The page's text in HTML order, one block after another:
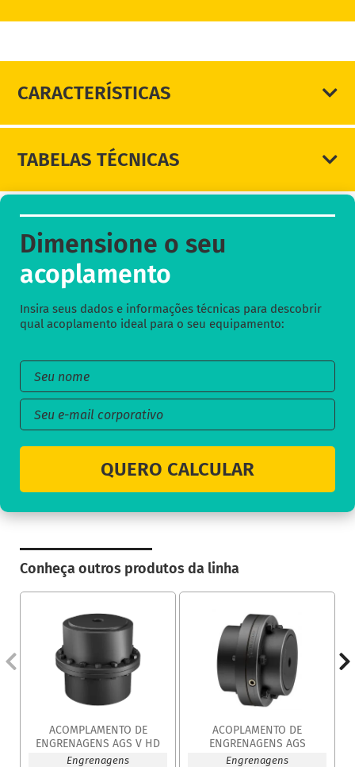
DIMENSIONE SEU ACOPLAMENTO
CARACTERÍSTICAS
TABELAS TÉCNICAS
Dimensione o seu
acoplamento
Insira seus dados e informações técnicas para descobrir
qual acoplamento ideal para o seu equipamento:
QUERO CALCULAR
Conheça outros produtos da linha
ACOMPLAMENTO DE
ENGRENAGENS AGS V HD
Engrenagens
ACOPLAMENTO DE
ENGRENAGENS AGS
Engrenagens